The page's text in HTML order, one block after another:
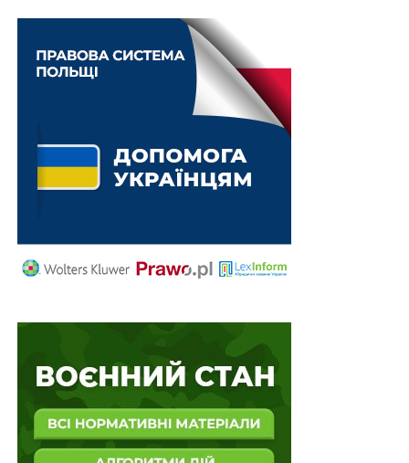
Санкція за «дезу» Влада готує «смотрящого» для
ЗМІ